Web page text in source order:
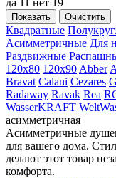
Показать Очистить
Квадратные
Асимметричные Для
Раздвижные
120x80 120x90 Abber
Bravat Calani Cezares
Radaway Ravak Rea
WasserKRAFT
асимметричная
Асимметричные
для вашего дома.
делают этот товар
комфорта.